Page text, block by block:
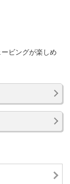
ビングが楽しめ